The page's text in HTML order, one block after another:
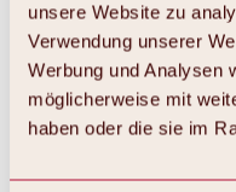
unsere Website zu
Verwendung unserer
Werbung und Analysen
möglicherweise mit
haben oder die sie im